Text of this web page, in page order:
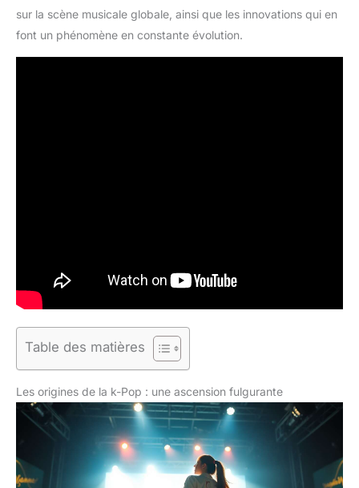
sur la scène musicale globale, ainsi que les innovations qui en
font un phénomène en constante évolution.
Table des matières
Les origines de la k-Pop : une ascension fulgurante